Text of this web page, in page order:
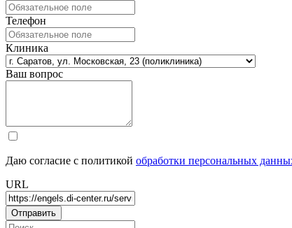
Телефон
Клиника
Ваш вопрос
Даю согласие с политикой обработки персональных
URL